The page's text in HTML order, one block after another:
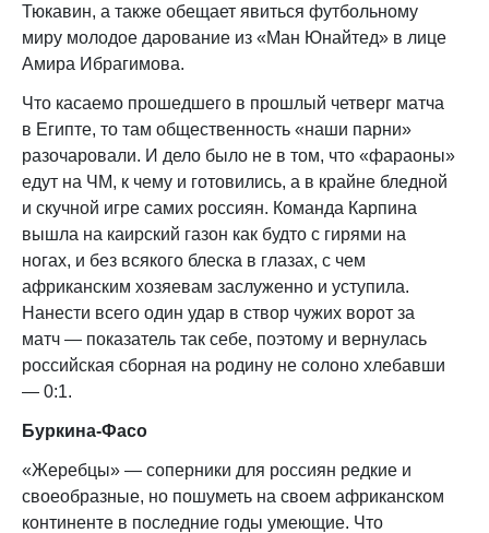
Тюкавин, а также обещает явиться футбольному
миру молодое дарование из «Ман Юнайтед» в лице
Амира Ибрагимова.
Что касаемо прошедшего в прошлый четверг матча
в Египте, то там общественность «наши парни»
разочаровали. И дело было не в том, что «фараоны»
едут на ЧМ, к чему и готовились, а в крайне бледной
и скучной игре самих россиян. Команда Карпина
вышла на каирский газон как будто с гирями на
ногах, и без всякого блеска в глазах, с чем
африканским хозяевам заслуженно и уступила.
Нанести всего один удар в створ чужих ворот за
матч — показатель так себе, поэтому и вернулась
российская сборная на родину не солоно хлебавши
— 0:1.
Буркина-Фасо
«Жеребцы» — соперники для россиян редкие и
своеобразные, но пошуметь на своем африканском
континенте в последние годы умеющие. Что